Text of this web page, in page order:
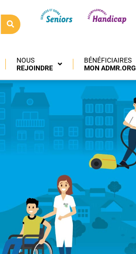
NOUS
REJOINDRE
BÉNÉFICIAIRES
MON ADMR.ORG